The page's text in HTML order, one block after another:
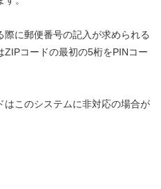
に郵便番号の記入が求められる
ZIPコードの最初の5桁をPINコー
はこのシステムに非対応の場合が